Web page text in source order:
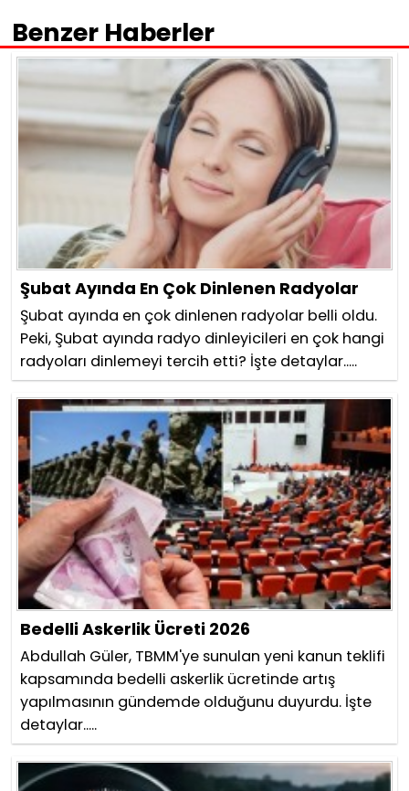
Benzer Haberler
Şubat Ayında En Çok Dinlenen Radyolar
Şubat ayında en çok dinlenen radyolar belli oldu.
Peki, Şubat ayında radyo dinleyicileri en çok hangi
radyoları dinlemeyi tercih etti? İşte detaylar.....
Bedelli Askerlik Ücreti 2026
Abdullah Güler, TBMM'ye sunulan yeni kanun teklifi
kapsamında bedelli askerlik ücretinde artış
yapılmasının gündemde olduğunu duyurdu. İşte
detaylar.....